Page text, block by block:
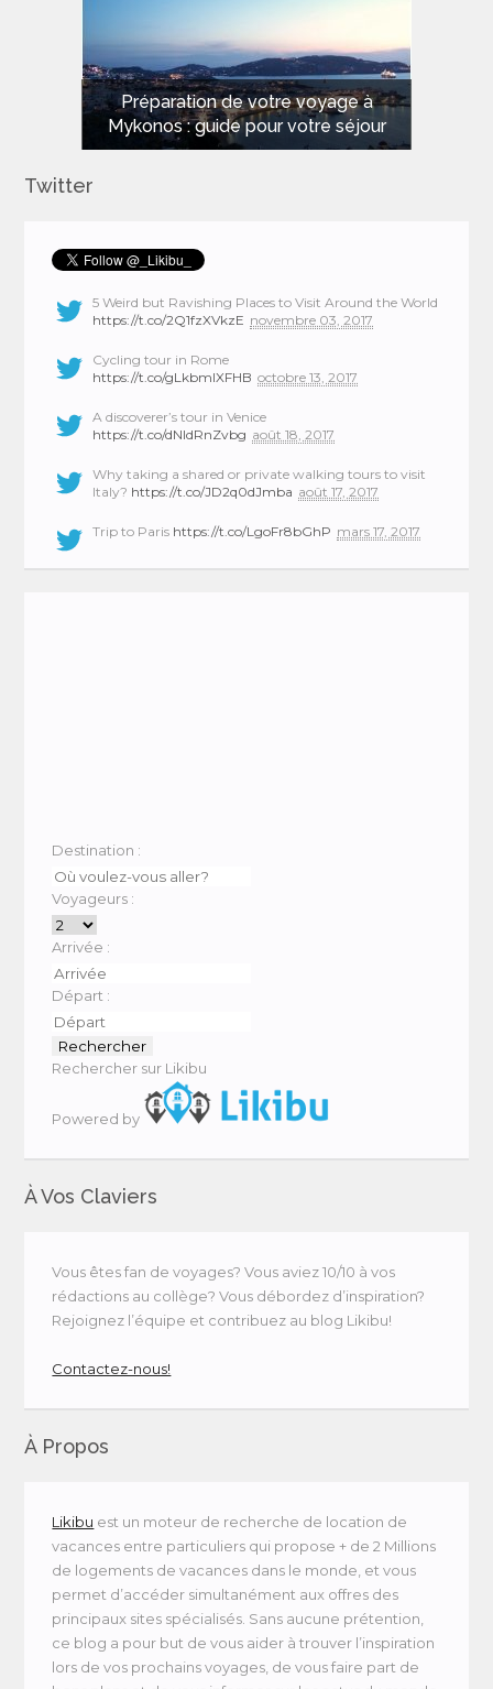
Préparation de votre voyage à
Mykonos : guide pour votre séjour
Les meilleures plages de Sardaigne
pour des vacances de rêve
Twitter
5 Weird but Ravishing Places to Visit Around the World
https://t.co/2Q1fzXVkzE novembre 03, 2017
Cycling tour in Rome
https://t.co/gLkbmlXFHB octobre 13, 2017
A discoverer’s tour in Venice
https://t.co/dNIdRnZvbg août 18, 2017
Why taking a shared or private walking tours to visit
Italy? https://t.co/JD2q0dJmba août 17, 2017
Trip to Paris https://t.co/LgoFr8bGhP mars 17, 2017
Destination :
Voyageurs :
Arrivée :
Départ :
Rechercher sur Likibu
Powered by
À Vos Claviers
Vous êtes fan de voyages? Vous aviez 10/10 à vos
rédactions au collège? Vous débordez d’inspiration?
Rejoignez l’équipe et contribuez au blog Likibu!
Contactez-nous!
À Propos
Likibu est un moteur de recherche de location de
vacances entre particuliers qui propose + de 2 Millions
de logements de vacances dans le monde, et vous
permet d’accéder simultanément aux offres des
principaux sites spécialisés. Sans aucune prétention,
ce blog a pour but de vous aider à trouver l’inspiration
lors de vos prochains voyages, de vous faire part de